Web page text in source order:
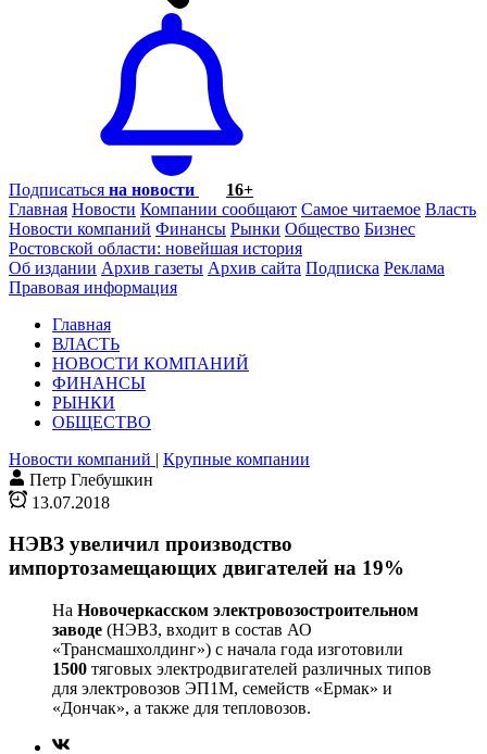
Подписаться на новости
16+
Главная Новости Компании сообщают Самое читаемое Власть
Новости компаний Финансы Рынки Общество Бизнес
Ростовской области: новейшая история
Об издании Архив газеты Архив сайта Подписка Реклама
Правовая информация
Главная
ВЛАСТЬ
НОВОСТИ КОМПАНИЙ
ФИНАНСЫ
РЫНКИ
ОБЩЕСТВО
Новости компаний | Крупные компании
Петр Глебушкин
13.07.2018
НЭВЗ увеличил производство
импортозамещающих двигателей на 19%
На Новочеркасском электровозостроительном
заводе (НЭВЗ, входит в состав АО
«Трансмашхолдинг») с начала года изготовили
1500 тяговых электродвигателей различных типов
для электровозов ЭП1М, семейств «Ермак» и
«Дончак», а также для тепловозов.